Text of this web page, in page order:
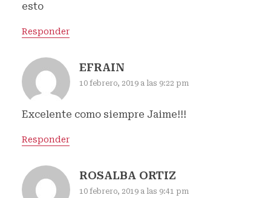
esto
Responder
EFRAIN
10 febrero, 2019 a las 9:22 pm
Excelente como siempre Jaime!!!
Responder
ROSALBA ORTIZ
10 febrero, 2019 a las 9:41 pm